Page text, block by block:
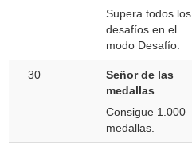
Supera todos los
desafíos en el
modo Desafío.
30
Señor de las
medallas
Consigue 1.000
medallas.